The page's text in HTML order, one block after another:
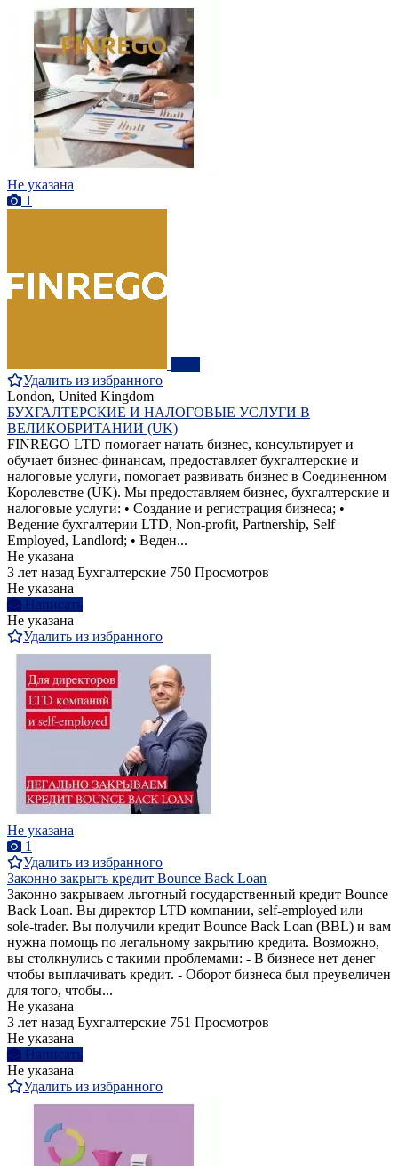
Не указана
1
Удалить из избранного
London, United Kingdom
БУХГАЛТЕРСКИЕ И НАЛОГОВЫЕ УСЛУГИ В
ВЕЛИКОБРИТАНИИ (UK)
FINREGO LTD помогает начать бизнес, консультирует и
обучает бизнес-финансам, предоставляет бухгалтерские и
налоговые услуги, помогает развивать бизнес в Соединенном
Королевстве (UK). Мы предоставляем бизнес, бухгалтерские и
налоговые услуги: • Создание и регистрация бизнеса; •
Ведение бухгалтерии LTD, Non-profit, Partnership, Self
Employed, Landlord; • Веден...
Не указана
3 лет назад Бухгалтерские 750 Просмотров
Не указана
Написать
Не указана
Удалить из избранного
Не указана
1
Удалить из избранного
Законно закрыть кредит Bounce Back Loan
Законно закрываем льготный государственный кредит Bounce
Back Loan. Вы директор LTD компании, self-employed или
sole-trader. Вы получили кредит Bounce Back Loan (BBL) и вам
нужна помощь по легальному закрытию кредита. Возможно,
вы столкнулись с такими проблемами: - В бизнесе нет денег
чтобы выплачивать кредит. - Оборот бизнеса был преувеличен
для того, чтобы...
Не указана
3 лет назад Бухгалтерские 751 Просмотров
Не указана
Написать
Не указана
Удалить из избранного